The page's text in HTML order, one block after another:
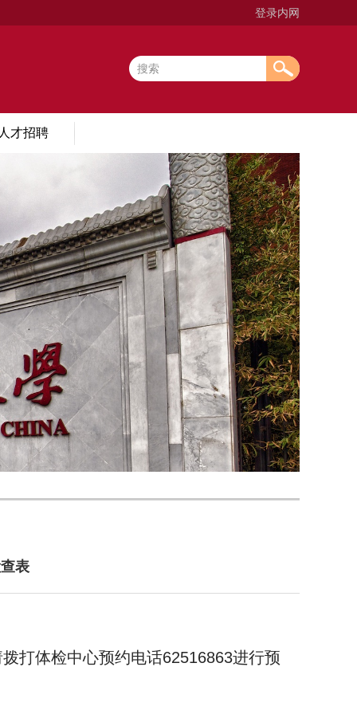
登录内网
才招聘
表
打体检中心预约电话62516863进行预